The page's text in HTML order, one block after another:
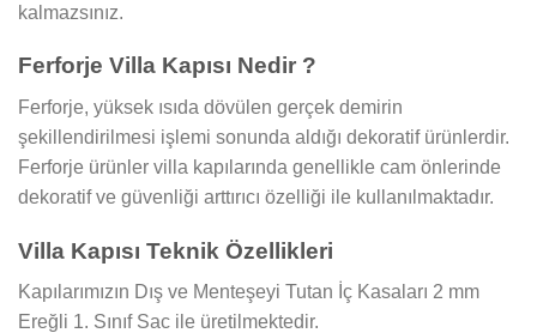
kalmazsınız.
Ferforje Villa Kapısı Nedir ?
Ferforje, yüksek ısıda dövülen gerçek demirin
şekillendirilmesi işlemi sonunda aldığı dekoratif ürünlerdir.
Ferforje ürünler villa kapılarında genellikle cam önlerinde
dekoratif ve güvenliği arttırıcı özelliği ile kullanılmaktadır.
Villa Kapısı Teknik Özellikleri
Kapılarımızın Dış ve Menteşeyi Tutan İç Kasaları 2 mm
Ereğli 1. Sınıf Sac ile üretilmektedir.